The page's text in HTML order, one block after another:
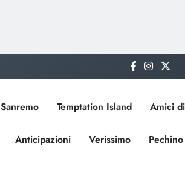
Sanremo Temptation Island Amici
Anticipazioni Verissimo